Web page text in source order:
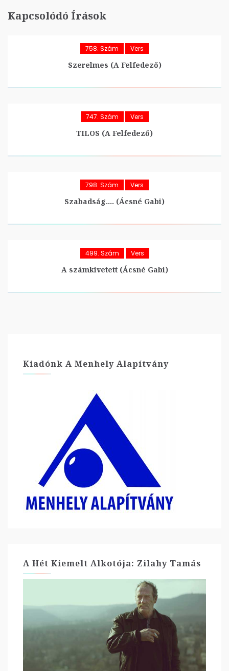
Kapcsolódó Írások
758. Szám Vers
Szerelmes (A Felfedező)
747. Szám Vers
TILOS (A Felfedező)
798. Szám Vers
Szabadság…. (Ácsné Gabi)
499. Szám Vers
A számkivetett (Ácsné Gabi)
Kiadónk A Menhely Alapítvány
A Hét Kiemelt Alkotója: Zilahy Tamás